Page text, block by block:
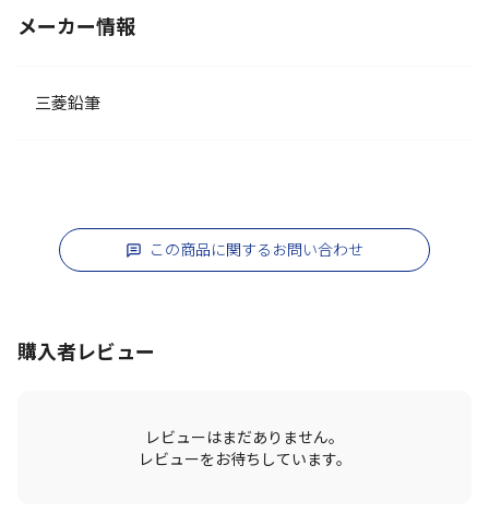
メーカー情報
三菱鉛筆
この商品に関するお問い合わせ
購入者レビュー
レビューはまだありません。
レビューをお待ちしています。